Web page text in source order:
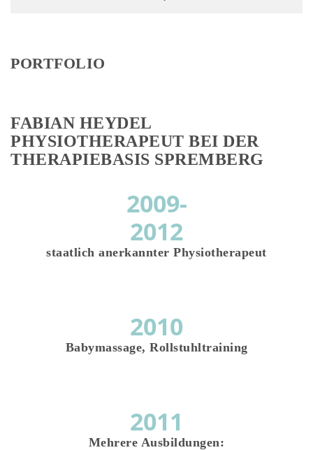
PORTFOLIO
FABIAN HEYDEL
PHYSIOTHERAPEUT BEI DER
THERAPIEBASIS SPREMBERG
2009-
2012
staatlich anerkannter Physiotherapeut
2010
Babymassage, Rollstuhltraining
2011
Mehrere Ausbildungen: